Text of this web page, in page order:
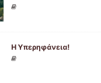
Η Υπερηφάνεια!